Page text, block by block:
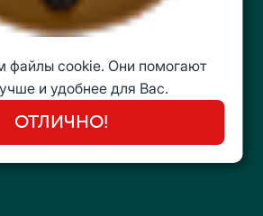
файлы cookie. Они помогают
и удобнее для Вас.
ОТЛИЧНО!